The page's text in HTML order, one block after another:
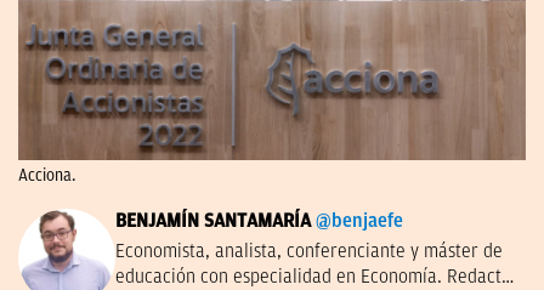
Acciona.
BENJAMÍN SANTAMARÍA @benjaefe
Economista, analista, conferenciante y máster de
educación con especialidad en Economía. Redactor